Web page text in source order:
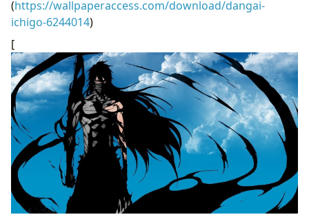
(https://wallpaperaccess.com/download/dangai-
ichigo-6244014)
[